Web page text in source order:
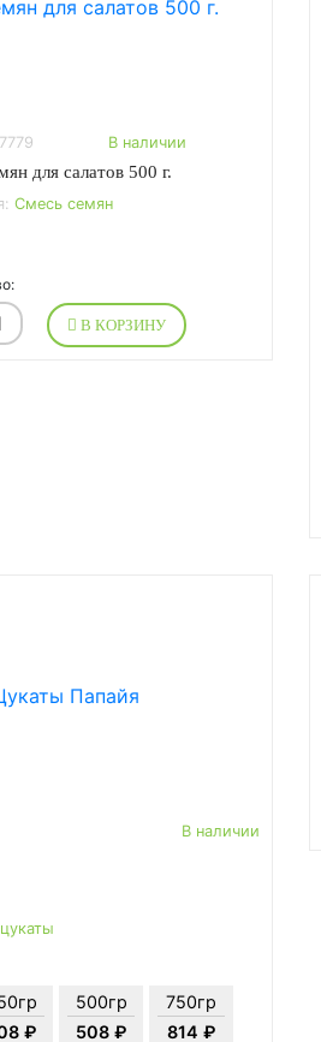
В наличии
для салатов 500 г.
Смесь семян
В КОРЗИНУ
В наличии
₽
500гр
508 ₽
750гр
814 ₽